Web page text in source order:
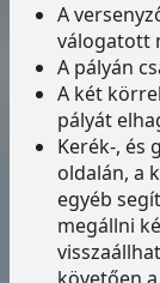
A
válogatott
A pályán
A két
pályát
Kerék-, és
oldalán, a
egyéb
megállni